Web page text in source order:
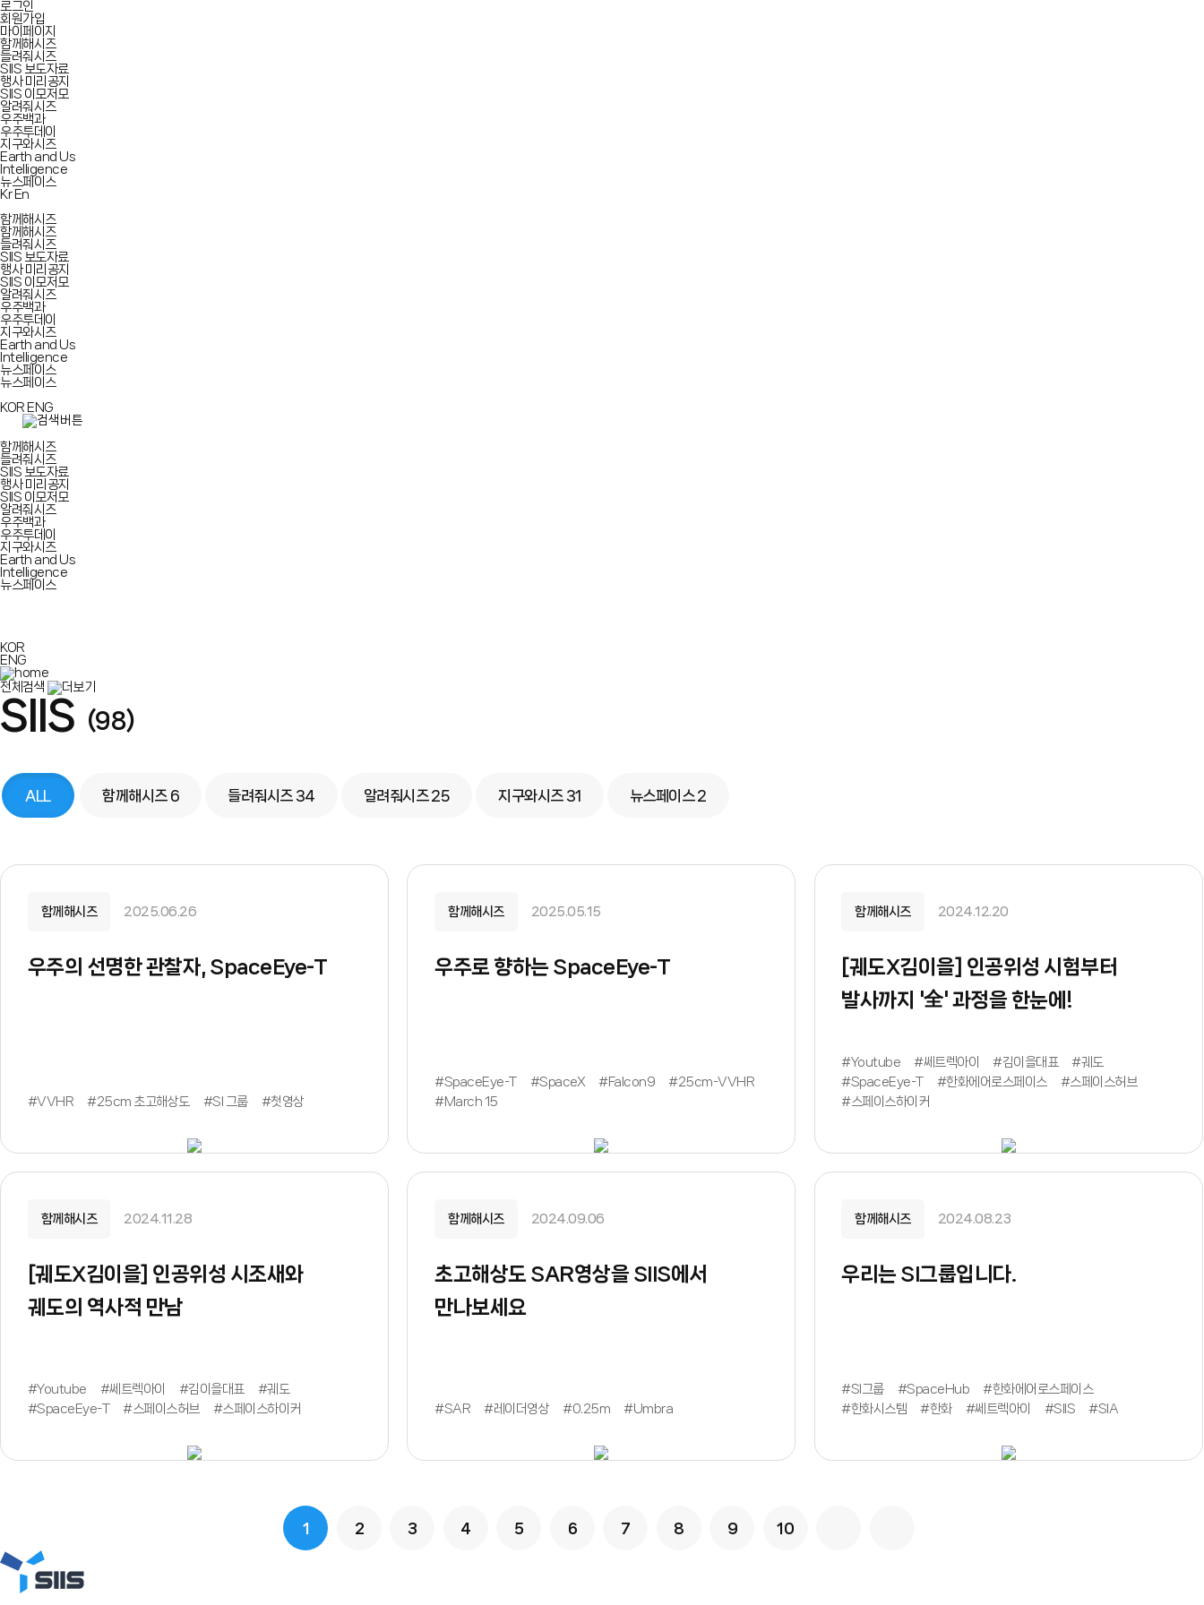
로그인
회원가입
마이페이지
함께해시즈
들려줘시즈
SIIS 보도자료
행사 미리공지
SIIS 이모저모
알려줘시즈
우주백과
우주투데이
지구와시즈
Earth and Us
Intelligence
뉴스페이스
Kr En
함께해시즈
함께해시즈
들려줘시즈
SIIS 보도자료
행사 미리공지
SIIS 이모저모
알려줘시즈
우주백과
우주투데이
지구와시즈
Earth and Us
Intelligence
뉴스페이스
뉴스페이스
KOR ENG
함께해시즈
들려줘시즈
SIIS 보도자료
행사 미리공지
SIIS 이모저모
알려줘시즈
우주백과
우주투데이
지구와시즈
Earth and Us
Intelligence
뉴스페이스
KOR
ENG
전체검색
SIIS (98)
ALL 함께해시즈 6 들려줘시즈 34 알려줘시즈 25 지구와시즈 31 뉴스페이스 2
함께해시즈 2025.06.26
우주의 선명한 관찰자, SpaceEye-T
#VVHR #25cm 초고해상도 #SI 그룹 #첫영상
함께해시즈 2025.05.15
우주로 향하는 SpaceEye-T
#SpaceEye-T #SpaceX #Falcon9
#25cm-VVHR
#March 15
함께해시즈 2024.12.20
[궤도X김이을] 인공위성 시험부터
발사까지 '全' 과정을 한눈에!
#Youtube #쎄트렉아이 #김이을대표
#궤도
#SpaceEye-T
#한화에어로스페이스
#스페이스허브
#스페이스하이커
함께해시즈 2024.11.28
[궤도X김이을] 인공위성 시조새와
궤도의 역사적 만남
#Youtube #쎄트렉아이 #김이을대표
#궤도
#SpaceEye-T
#스페이스허브 #스페이스하이커
함께해시즈 2024.09.06
초고해상도 SAR영상을 SIIS에서
만나보세요
#SAR #레이더영상 #0.25m #Umbra
함께해시즈 2024.08.23
우리는 SI그룹입니다.
#SI그룹 #SpaceHub
#한화에어로스페이스
#한화시스템
#한화 #쎄트렉아이 #SIIS #SIA
1 2 3 4 5 6 7 8 9 10